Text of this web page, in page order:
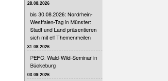
28.08.2026
bis 30.08.2026: Nordrhein-
Westfalen-Tag in Münster:
Stadt und Land präsentieren
sich mit elf Themenmeilen
31.08.2026
PEFC: Wald-Wild-Seminar in
Bückeburg
03.09.2026